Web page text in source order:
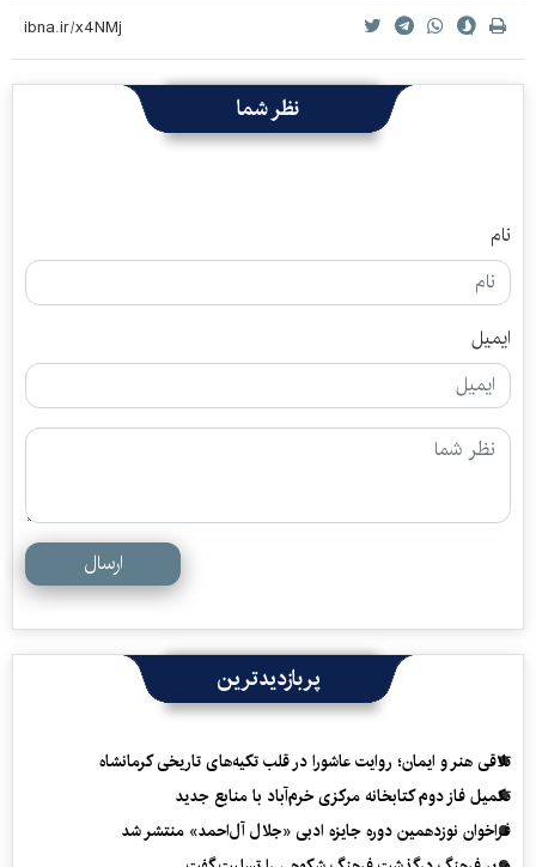
نظر شما
نام
ایمیل
ارسال
پربازدیدترین
تلاقی هنر و ایمان؛ روایت عاشورا در قلب تکیه‌های تاریخی کرمانشاه
تکمیل فاز دوم کتابخانه مرکزی خرم‌آباد با منابع جدید
فراخوان نوزدهمین دوره جایزه ادبی «جلال آل‌احمد» منتشر شد